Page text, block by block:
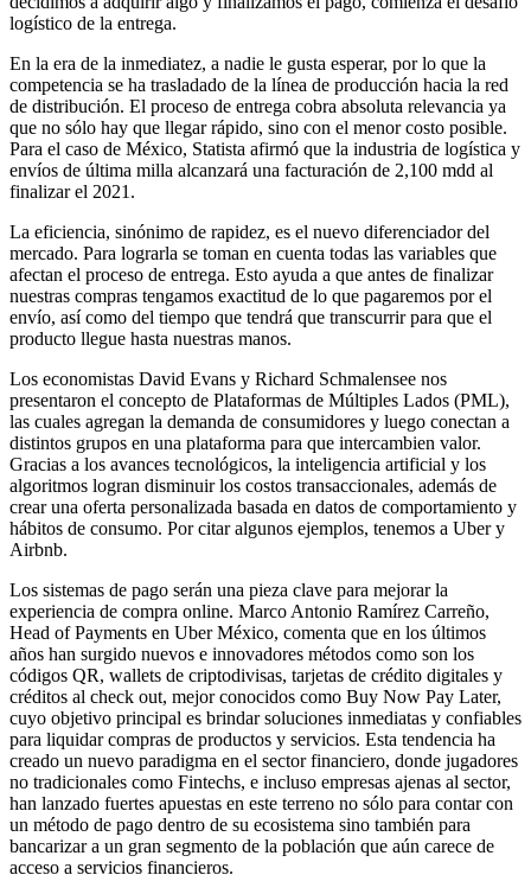
logístico de la entrega.
En la era de la inmediatez, a nadie le gusta esperar, por lo que la
competencia se ha trasladado de la línea de producción hacia la red
de distribución. El proceso de entrega cobra absoluta relevancia ya
que no sólo hay que llegar rápido, sino con el menor costo posible.
Para el caso de México, Statista afirmó que la industria de logística y
envíos de última milla alcanzará una facturación de 2,100 mdd al
finalizar el 2021.
La eficiencia, sinónimo de rapidez, es el nuevo diferenciador del
mercado. Para lograrla se toman en cuenta todas las variables que
afectan el proceso de entrega. Esto ayuda a que antes de finalizar
nuestras compras tengamos exactitud de lo que pagaremos por el
envío, así como del tiempo que tendrá que transcurrir para que el
producto llegue hasta nuestras manos.
Los economistas David Evans y Richard Schmalensee nos
presentaron el concepto de Plataformas de Múltiples Lados (PML),
las cuales agregan la demanda de consumidores y luego conectan a
distintos grupos en una plataforma para que intercambien valor.
Gracias a los avances tecnológicos, la inteligencia artificial y los
algoritmos logran disminuir los costos transaccionales, además de
crear una oferta personalizada basada en datos de comportamiento y
hábitos de consumo. Por citar algunos ejemplos, tenemos a Uber y
Airbnb.
Los sistemas de pago serán una pieza clave para mejorar la
experiencia de compra online. Marco Antonio Ramírez Carreño,
Head of Payments en Uber México, comenta que en los últimos
años han surgido nuevos e innovadores métodos como son los
códigos QR, wallets de criptodivisas, tarjetas de crédito digitales y
créditos al check out, mejor conocidos como Buy Now Pay Later,
cuyo objetivo principal es brindar soluciones inmediatas y confiables
para liquidar compras de productos y servicios. Esta tendencia ha
creado un nuevo paradigma en el sector financiero, donde jugadores
no tradicionales como Fintechs, e incluso empresas ajenas al sector,
han lanzado fuertes apuestas en este terreno no sólo para contar con
un método de pago dentro de su ecosistema sino también para
bancarizar a un gran segmento de la población que aún carece de
acceso a servicios financieros.